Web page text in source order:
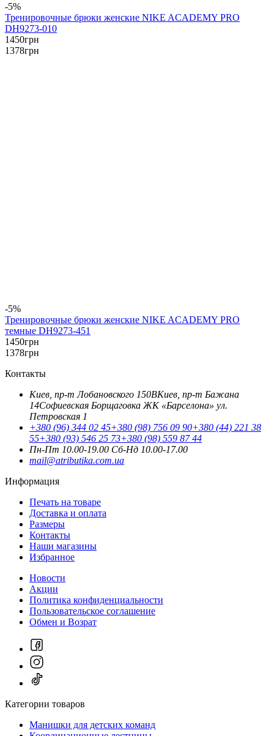
-5%
Тренировочные брюки женские NIKE ACADEMY PRO
DH9273-010
1450грн
1378грн
-5%
Тренировочные брюки женские NIKE ACADEMY PRO
темные DH9273-451
1450грн
1378грн
Контакты
Киев, пр-т Лобановского 150ВКиев, пр-т Бажана
14Софиевская Борщаговка ЖК «Барселона» ул.
Петровская 1
+380 (96) 344 02 45+380 (98) 756 09 90+380 (44) 221 38
55+380 (93) 546 25 73+380 (98) 559 87 44
Пн-Пт 10.00-19.00 Cб-Нд 10.00-17.00
mail@atributika.com.ua
Информация
Печать на товаре
Доставка и оплата
Размеры
Контакты
Наши магазины
Избранное
Новости
Акции
Политика конфиденциальности
Пользовательское соглашение
Обмен и Возрат
Категории товаров
Манишки для детских команд